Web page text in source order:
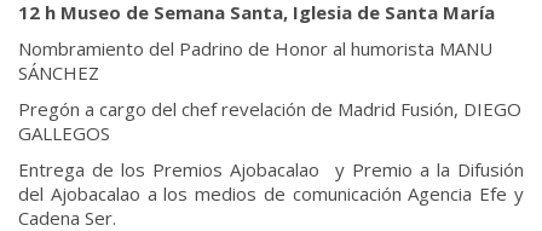
12 h Museo de Semana Santa, Iglesia de Santa María
Nombramiento del Padrino de Honor al humorista MANU
SÁNCHEZ
Pregón a cargo del chef revelación de Madrid Fusión, DIEGO
GALLEGOS
Entrega de los Premios Ajobacalao y Premio a la Difusión
del Ajobacalao a los medios de comunicación Agencia Efe y
Cadena Ser.